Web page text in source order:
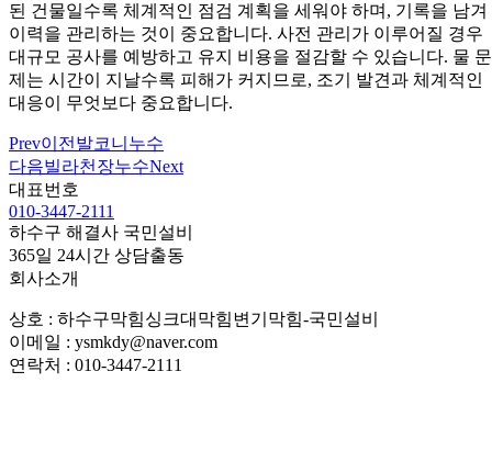
된 건물일수록 체계적인 점검 계획을 세워야 하며, 기록을 남겨
이력을 관리하는 것이 중요합니다. 사전 관리가 이루어질 경우
대규모 공사를 예방하고 유지 비용을 절감할 수 있습니다. 물 문
제는 시간이 지날수록 피해가 커지므로, 조기 발견과 체계적인
대응이 무엇보다 중요합니다.
Prev이전 발코니누수
다음빌라천장누수Next
대표번호
010-3447-2111
하수구 해결사 국민설비
365일 24시간 상담출동
회사소개
상호 : 하수구막힘싱크대막힘변기막힘-국민설비
이메일 : ysmkdy@naver.com
연락처 : 010-3447-2111